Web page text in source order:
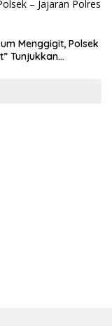
Menggigit, Polsek
Tunjukkan